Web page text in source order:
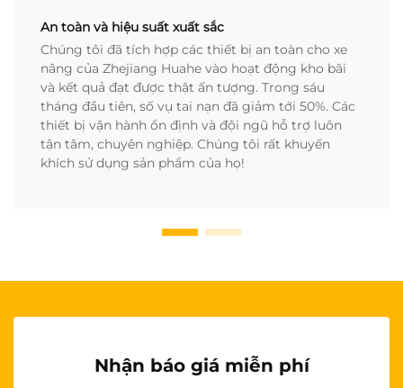
An toàn và hiệu suất xuất sắc
Chúng tôi đã tích hợp các thiết bị an toàn cho xe
nâng của Zhejiang Huahe vào hoạt động kho bãi
và kết quả đạt được thật ấn tượng. Trong sáu
tháng đầu tiên, số vụ tai nạn đã giảm tới 50%. Các
thiết bị vận hành ổn định và đội ngũ hỗ trợ luôn
tận tâm, chuyên nghiệp. Chúng tôi rất khuyến
khích sử dụng sản phẩm của họ!
Nhận báo giá miễn phí